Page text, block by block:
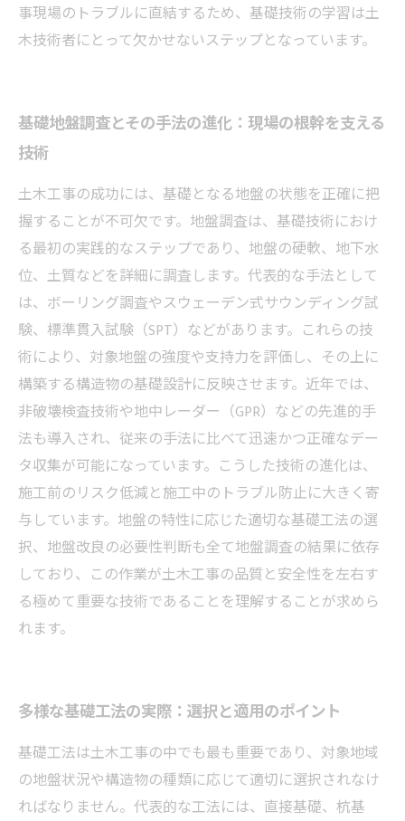
事現場のトラブルに直結するため、基礎技術の学習は土
木技術者にとって欠かせないステップとなっています。
基礎地盤調査とその手法の進化：現場の根幹を支える
技術
土木工事の成功には、基礎となる地盤の状態を正確に把
握することが不可欠です。地盤調査は、基礎技術におけ
る最初の実践的なステップであり、地盤の硬軟、地下水
位、土質などを詳細に調査します。代表的な手法として
は、ボーリング調査やスウェーデン式サウンディング試
験、標準貫入試験（SPT）などがあります。これらの技
術により、対象地盤の強度や支持力を評価し、その上に
構築する構造物の基礎設計に反映させます。近年では、
非破壊検査技術や地中レーダー（GPR）などの先進的手
法も導入され、従来の手法に比べて迅速かつ正確なデー
タ収集が可能になっています。こうした技術の進化は、
施工前のリスク低減と施工中のトラブル防止に大きく寄
与しています。地盤の特性に応じた適切な基礎工法の選
択、地盤改良の必要性判断も全て地盤調査の結果に依存
しており、この作業が土木工事の品質と安全性を左右す
る極めて重要な技術であることを理解することが求めら
れます。
多様な基礎工法の実際：選択と適用のポイント
基礎工法は土木工事の中でも最も重要であり、対象地域
の地盤状況や構造物の種類に応じて適切に選択されなけ
ればなりません。代表的な工法には、直接基礎、杭基